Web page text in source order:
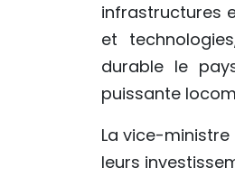
infrastructures
et
durable le
puissante
La vice-
leurs